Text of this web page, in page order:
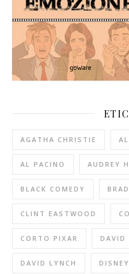
AGATHA CHRISTIE
AL PACINO AUDREY
BLACK COMEDY
CLINT EASTWOOD
CORTO PIXAR DAVID
DAVID LYNCH DISNEY